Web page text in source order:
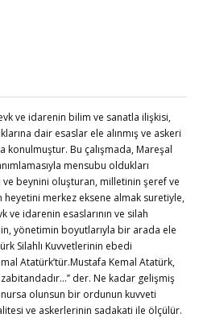
ve idarenin bilim ve sanatla ilişkisi,
dair esaslar ele alınmış ve askeri
Bu çalışmada, Mareşal
mensubu oldukları
ve beynini oluşturan, milletinin şeref ve
heyetini merkez eksene almak suretiyle,
ve idarenin esaslarının ve silah
yönetimin boyutlarıyla bir arada ele
Silahlı Kuvvetlerinin ebedi
Atatürk’tür.Mustafa Kemal Atatürk,
der. Ne kadar gelişmiş
olunsun bir ordunun kuvveti
ve askerlerinin sadakati ile ölçülür.